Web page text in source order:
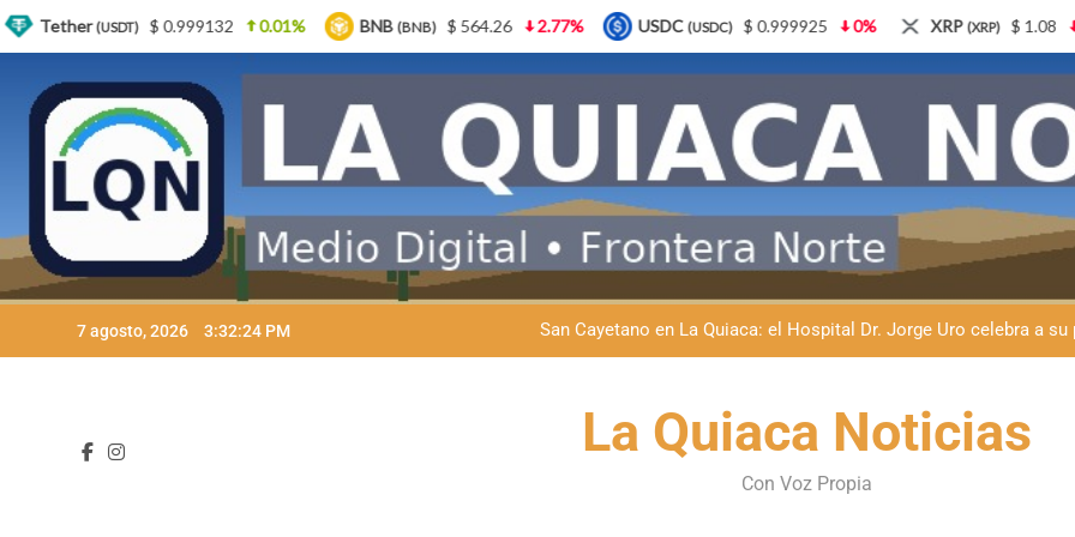
7 agosto, 2026 3:32:26 PM
Día del Veterinario en La Quiaca: Zoonosis
Natación inclusiva en La Quiaca: Celia Zenteno destacó el
San Cayetano en La Quiaca: el Hospital Dr. Jorge Uro celebra a
Día del Veterinario en La Quiaca: Zoonosis
Natación inclusiva en La Quiaca: Celia Zenteno destacó el
La Quiaca Noticias
Con Voz Propia
0.01% BNB(BNB) $ 564.26 2.77% USDC(USDC) $ 0.999925 0% XRP(XRP) $ 1.08 3.87% Solana